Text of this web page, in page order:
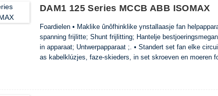
op ferskate tiidyntervallen (dei-nacht) kinne wurde nommen.
kâns op breed gebrûk foar de breaker Fierder wurde
omjouwingstemperatuer.
DAM1 125 Series MCCB ABB ISOMAX
Foardielen • Maklike ûnôfhinklike ynstallaasje fan
spanning frijlitte; Shunt frijlitting; Hantelje
in apparaat; Untwerpapparaat ;. • Standert set fan elke
as kabelklúzjes, faze-skieders, in set skroeven en moeren
help fan spesjale klemmen kinne 125 en 160 ienheden